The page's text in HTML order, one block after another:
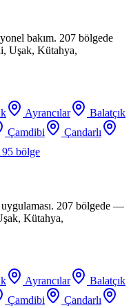
bakım. 207 bölgede
Uşak, Kütahya,
Ayrancılar
Balatçık
Çamdibi
Çandarlı
bölge
207 bölgede —
Kütahya,
Ayrancılar
Balatçık
Çamdibi
Çandarlı